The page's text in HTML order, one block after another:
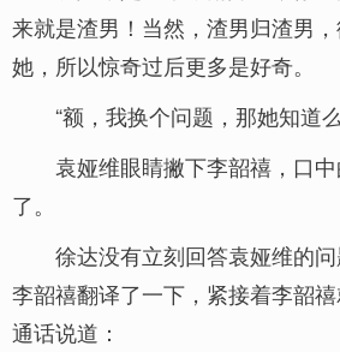
来就是渣男！当然，渣男归渣男
她，所以惊奇过后更多是好奇。
“额，我换个问题，那她知道
袁娅维眼睛撇下李韶禧，口
了。
徐达没有立刻回答袁娅维的
李韶禧翻译了一下，紧接着李韶
通话说道：